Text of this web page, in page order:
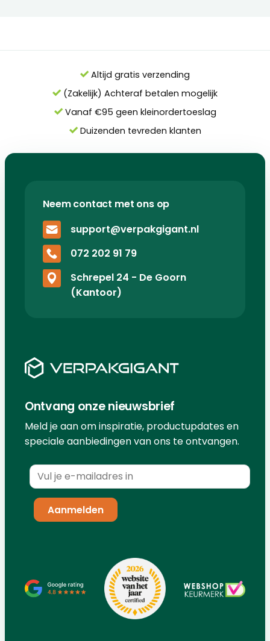
Altijd gratis verzending
(Zakelijk) Achteraf betalen mogelijk
Vanaf €95 geen kleinordertoeslag
Duizenden tevreden klanten
Neem contact met ons op
support@verpakgigant.nl
072 202 91 79
Schrepel 24 - De Goorn
(Kantoor)
Ontvang onze nieuwsbrief
Meld je aan om inspiratie, productupdates en
speciale aanbiedingen van ons te ontvangen.